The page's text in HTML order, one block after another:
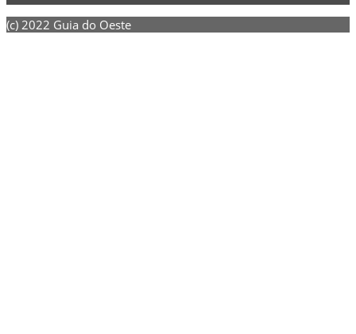
(c) 2022 Guia do Oeste